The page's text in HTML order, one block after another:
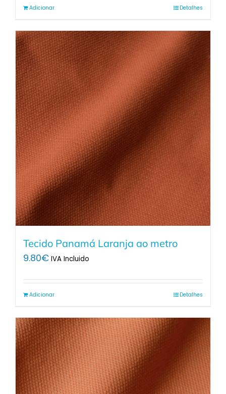
Adicionar Detalhes
Tecido Panamá Laranja ao metro
9.80€ IVA Incluido
Adicionar Detalhes